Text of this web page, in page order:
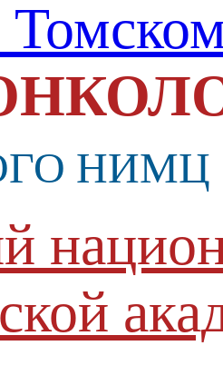
НИМЦ